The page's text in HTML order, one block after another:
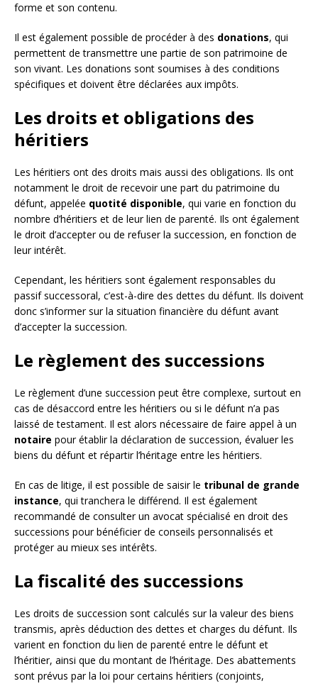
forme et son contenu.
Il est également possible de procéder à des donations, qui
permettent de transmettre une partie de son patrimoine de
son vivant. Les donations sont soumises à des conditions
spécifiques et doivent être déclarées aux impôts.
Les droits et obligations des
héritiers
Les héritiers ont des droits mais aussi des obligations. Ils ont
notamment le droit de recevoir une part du patrimoine du
défunt, appelée quotité disponible, qui varie en fonction du
nombre d’héritiers et de leur lien de parenté. Ils ont également
le droit d’accepter ou de refuser la succession, en fonction de
leur intérêt.
Cependant, les héritiers sont également responsables du
passif successoral, c’est-à-dire des dettes du défunt. Ils doivent
donc s’informer sur la situation financière du défunt avant
d’accepter la succession.
Le règlement des successions
Le règlement d’une succession peut être complexe, surtout en
cas de désaccord entre les héritiers ou si le défunt n’a pas
laissé de testament. Il est alors nécessaire de faire appel à un
notaire pour établir la déclaration de succession, évaluer les
biens du défunt et répartir l’héritage entre les héritiers.
En cas de litige, il est possible de saisir le tribunal de grande
instance, qui tranchera le différend. Il est également
recommandé de consulter un avocat spécialisé en droit des
successions pour bénéficier de conseils personnalisés et
protéger au mieux ses intérêts.
La fiscalité des successions
Les droits de succession sont calculés sur la valeur des biens
transmis, après déduction des dettes et charges du défunt. Ils
varient en fonction du lien de parenté entre le défunt et
l’héritier, ainsi que du montant de l’héritage. Des abattements
sont prévus par la loi pour certains héritiers (conjoints,